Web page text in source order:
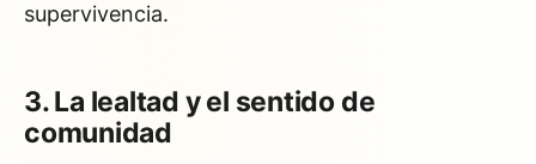
supervivencia.
3. La lealtad y el sentido de
comunidad